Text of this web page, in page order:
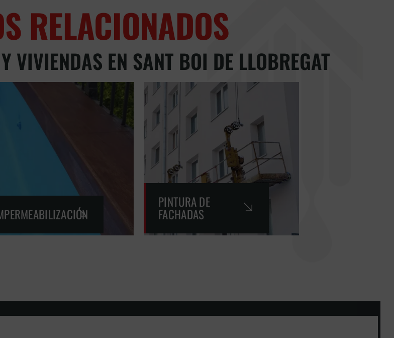
RELACIONADOS
VIVIENDAS EN SANT BOI DE LLOBREGAT
PINTURA DE
FACHADAS